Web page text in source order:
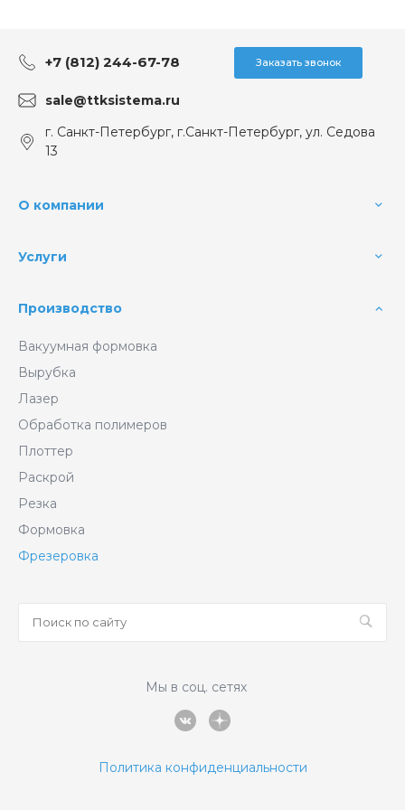
+7 (812) 244-67-78 Заказать звонок
sale@ttksistema.ru
г. Санкт-Петербург, г.Санкт-Петербург, ул. Седова
13
О компании
Услуги
Производство
Вакуумная формовка
Вырубка
Лазер
Обработка полимеров
Плоттер
Раскрой
Резка
Формовка
Фрезеровка
Мы в соц. сетях
Политика конфиденциальности